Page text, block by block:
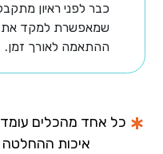
כבר לפני ראיון
שמאפשרת למקד את
ההתאמה לאורך זמן.
כל אחד מהכלים
איכות ההחלטה